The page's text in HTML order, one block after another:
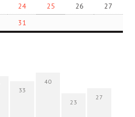
24 25 26
27
31
33
40
23
27